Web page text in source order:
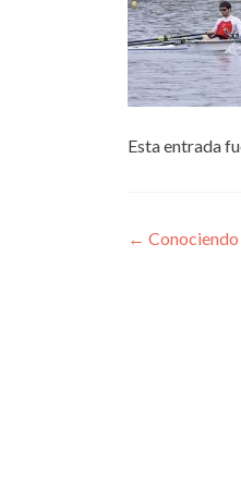
Esta entrada
←